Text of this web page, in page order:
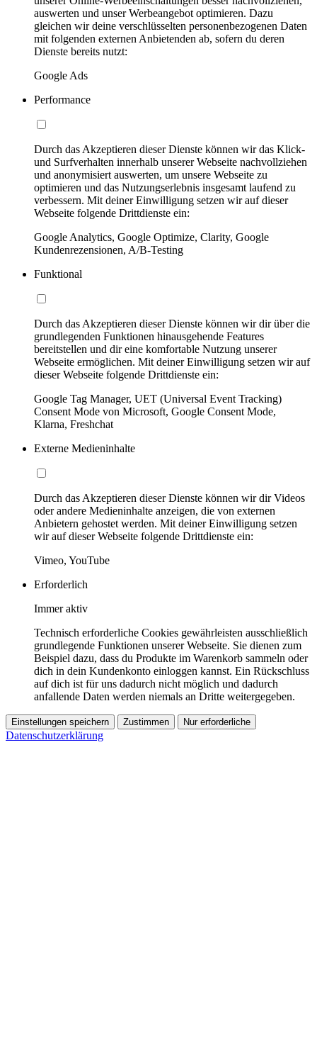
auswerten und unser Werbeangebot optimieren. Dazu
gleichen wir deine verschlüsselten personenbezogenen Daten
mit folgenden externen Anbietenden ab, sofern du deren
Dienste bereits nutzt:
Google Ads
Performance
Durch das Akzeptieren dieser Dienste können wir das Klick-
und Surfverhalten innerhalb unserer Webseite nachvollziehen
und anonymisiert auswerten, um unsere Webseite zu
optimieren und das Nutzungserlebnis insgesamt laufend zu
verbessern. Mit deiner Einwilligung setzen wir auf dieser
Webseite folgende Drittdienste ein:
Google Analytics, Google Optimize, Clarity, Google
Kundenrezensionen, A/B-Testing
Funktional
Durch das Akzeptieren dieser Dienste können wir dir über die
grundlegenden Funktionen hinausgehende Features
bereitstellen und dir eine komfortable Nutzung unserer
Webseite ermöglichen. Mit deiner Einwilligung setzen wir auf
dieser Webseite folgende Drittdienste ein:
Google Tag Manager, UET (Universal Event Tracking)
Consent Mode von Microsoft, Google Consent Mode,
Klarna, Freshchat
Externe Medieninhalte
Durch das Akzeptieren dieser Dienste können wir dir Videos
oder andere Medieninhalte anzeigen, die von externen
Anbietern gehostet werden. Mit deiner Einwilligung setzen
wir auf dieser Webseite folgende Drittdienste ein:
Vimeo, YouTube
Erforderlich
Immer aktiv
Technisch erforderliche Cookies gewährleisten ausschließlich
grundlegende Funktionen unserer Webseite. Sie dienen zum
Beispiel dazu, dass du Produkte im Warenkorb sammeln oder
dich in dein Kundenkonto einloggen kannst. Ein Rückschluss
auf dich ist für uns dadurch nicht möglich und dadurch
anfallende Daten werden niemals an Dritte weitergegeben.
Einstellungen speichern Zustimmen Nur erforderliche
Datenschutzerklärung